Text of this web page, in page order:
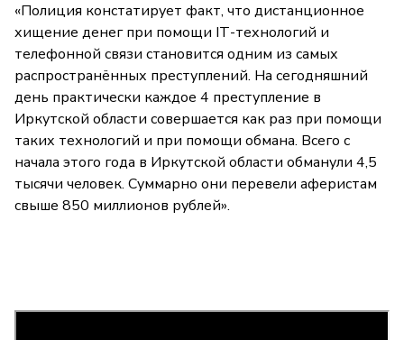
«Полиция констатирует факт, что дистанционное
хищение денег при помощи IT-технологий и
телефонной связи становится одним из самых
распространённых преступлений. На сегодняшний
день практически каждое 4 преступление в
Иркутской области совершается как раз при помощи
таких технологий и при помощи обмана. Всего с
начала этого года в Иркутской области обманули 4,5
тысячи человек. Суммарно они перевели аферистам
свыше 850 миллионов рублей».